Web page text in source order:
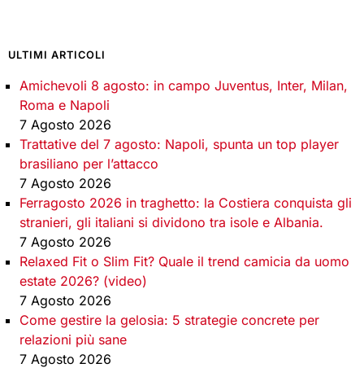
ULTIMI ARTICOLI
Amichevoli 8 agosto: in campo Juventus, Inter, Milan,
Roma e Napoli
7 Agosto 2026
Trattative del 7 agosto: Napoli, spunta un top player
brasiliano per l’attacco
7 Agosto 2026
Ferragosto 2026 in traghetto: la Costiera conquista gli
stranieri, gli italiani si dividono tra isole e Albania.
7 Agosto 2026
Relaxed Fit o Slim Fit? Quale il trend camicia da uomo
estate 2026? (video)
7 Agosto 2026
Come gestire la gelosia: 5 strategie concrete per
relazioni più sane
7 Agosto 2026